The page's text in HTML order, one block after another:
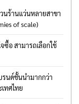
นร้านแว่นหลายสาขา
of scale)
ซื้อ สามารถเลือกใช้
รนด์ชั้นนำมากกว่า
ทศไทย